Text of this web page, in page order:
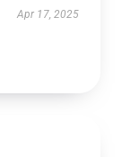
Apr 17, 2025